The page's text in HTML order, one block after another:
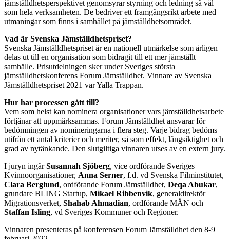
jämställdhetsperspektivet genomsyrar styrning och ledning så väl
som hela verksamheten. De bedriver ett framgångsrikt arbete med
utmaningar som finns i samhället på jämställdhetsområdet.
Vad är Svenska Jämställdhetspriset?
Svenska Jämställdhetspriset är en nationell utmärkelse som årligen
delas ut till en organisation som bidragit till ett mer jämställt
samhälle. Prisutdelningen sker under Sveriges största
jämställdhetskonferens Forum Jämställdhet. Vinnare av Svenska
Jämställdhetspriset 2021 var Yalla Trappan.
Hur har processen gått till?
Vem som helst kan nominera organisationer vars jämställdhetsarbete
förtjänar att uppmärksammas. Forum Jämställdhet ansvarar för
bedömningen av nomineringarna i flera steg. Varje bidrag bedöms
utifrån ett antal kriterier och meriter, så som effekt, långsiktighet och
grad av nytänkande. Den slutgiltiga vinnaren utses av en extern jury.
I juryn ingårSusannah Sjöberg, vice ordförande Sveriges
Kvinnoorganisationer, Anna Serner, f.d. vd Svenska Filminstitutet,
Clara Berglund, ordförande Forum Jämställdhet, Deqa Abukar,
grundare BLING Startup, Mikael Ribbenvik, generaldirektör
Migrationsverket, Shahab Ahmadian, ordförande MÄN och
Staffan Isling, vd Sveriges Kommuner och Regioner.
Vinnaren presenteras på konferensen Forum Jämställdhet den 8-9